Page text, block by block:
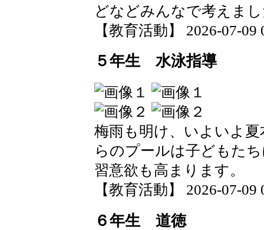
どなどみんなで考えま
【教育活動】 2026-07-09
５年生 水泳指導
梅雨も明け、いよいよ
らのプールは子どもた
習意欲も高まります。
【教育活動】 2026-07-09
６年生 道徳